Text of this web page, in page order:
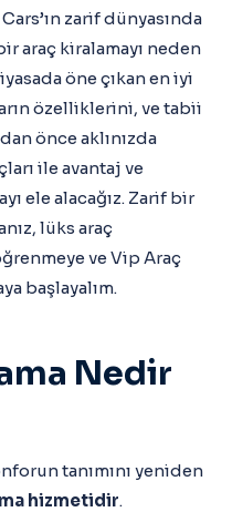
zarif dünyasında
araç kiralamayı neden
öne çıkan en iyi
özelliklerini, ve tabii
önce aklınızda
ile avantaj ve
ele alacağız. Zarif bir
lüks araç
ve Vip Araç
başlayalım.
Nedir
tanımını yeniden
hizmetidir.